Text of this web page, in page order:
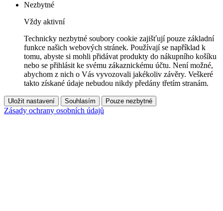
Nezbytné
Vždy aktivní
Technicky nezbytné soubory cookie zajišťují pouze základní
funkce našich webových stránek. Používají se například k
tomu, abyste si mohli přidávat produkty do nákupního košíku
nebo se přihlásit ke svému zákaznickému účtu. Není možné,
abychom z nich o Vás vyvozovali jakékoliv závěry. Veškeré
takto získané údaje nebudou nikdy předány třetím stranám.
Uložit nastavení Souhlasím Pouze nezbytné
Zásady ochrany osobních údajů